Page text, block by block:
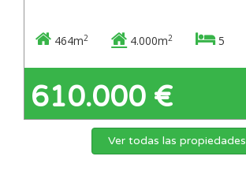
464m2 4.000m2 5
610.000 €
Ver todas las propiedades